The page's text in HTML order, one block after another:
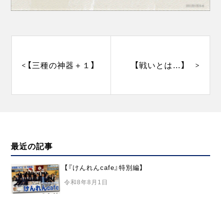
シ
【三種の神器＋１】 【戦いとは…】
最近の記事
【『けんれんcafe』特別編】
令和8年8月1日